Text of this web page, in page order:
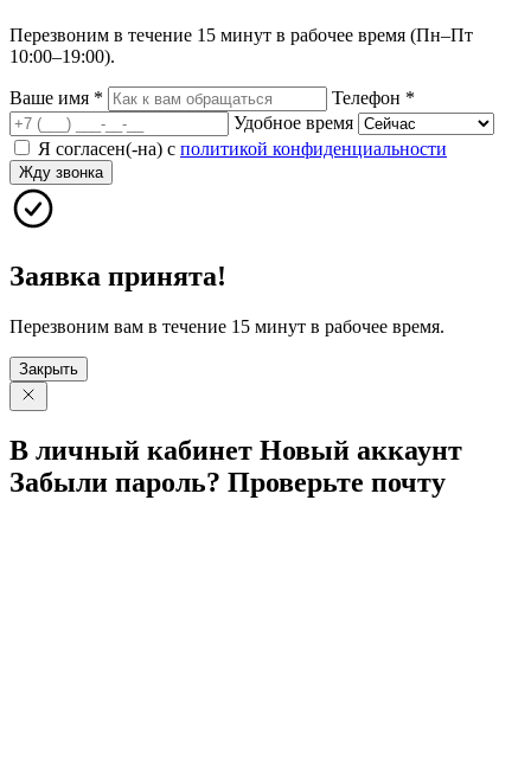
Перезвоним в течение 15 минут в рабочее время (Пн–Пт
10:00–19:00).
Ваше имя * Телефон *
Удобное время
Я согласен(-на) с политикой конфиденциальности
Жду звонка
Заявка принята!
Перезвоним вам в течение 15 минут в рабочее время.
Закрыть
В личный кабинет Новый аккаунт
Забыли пароль? Проверьте почту